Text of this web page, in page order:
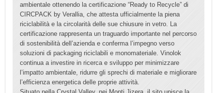
ambientale ottenendo la certificazione “Ready to Recycle” di
CIRCPACK by Verallia, che attesta ufficialmente la piena
riciclabilità e la circolarità delle sue chiusure in vetro. La
certificazione rappresenta un traguardo importante nel percorso
di sostenibilità dell’azienda e conferma l’impegno verso
soluzioni di packaging riciclabili e monomateriale. Vinolok
continua a investire in ricerca e sviluppo per minimizzare
l’impatto ambientale, ridurre gli sprechi di materiale e migliorare
l’efficienza energetica delle proprie attività.